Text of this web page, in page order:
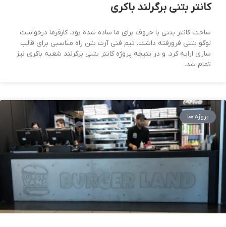
کانتر بتنی برگرلند باکری
ساخت کانتر بتنی با حروف برای ما ساده شده بود. کارفرما درخواست
لوگو بتنی فرورفته داشت. تیم فنی آرت بتن راه مناسبی برای قالب
سازی ارایه کرد. و در نتیجه پروژه کانتر بتنی برگرلند شعبه باکری نیز
تمام شد.
پروژه ها